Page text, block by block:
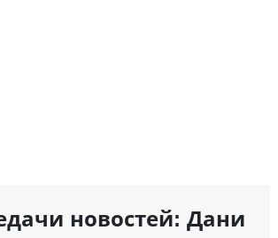
новостей: Дани